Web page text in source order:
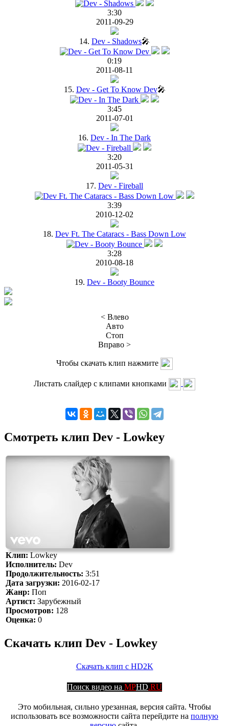
3:30
2011-09-29
14. Dev - Shadows🎤
0:19
2011-08-11
15. Dev - Get To Know Dev🎤
3:45
2011-07-01
16. Dev - In The Dark
3:20
2011-05-31
17. Dev - Fireball
3:39
2010-12-02
18. Dev Ft. The Cataracs - Bass Down Low
3:28
2010-08-18
19. Dev - Booty Bounce
< Влево
Авто
Стоп
Вправо >
Чтобы скачать клип нажмите
Листать слайдер с клипами кнопками
Смотреть клип Dev - Lowkey
Клип:Lowkey
Исполнитель: Dev
Продолжительность: 3:51
Дата загрузки: 2016-02-17
Жанр: Поп
Артист: Зарубежный
Просмотров: 128
Оценка: 0
Скачать клип Dev - Lowkey
Скачать клип с HD2K
Поиск видео на MPHD.RU
Это мобильная, сильно урезанная, версия сайта. Чтобы
использовать все возможности сайта перейдите на полную